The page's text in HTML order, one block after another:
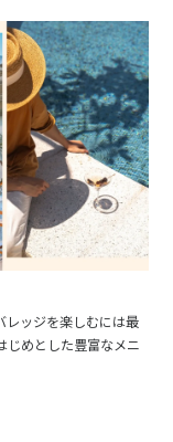
レッジを楽しむには最
じめとした豊富なメニ